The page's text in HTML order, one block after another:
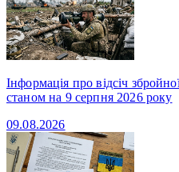
Інформація про відсіч
станом на 9 серпня 2026 року
09.08.2026